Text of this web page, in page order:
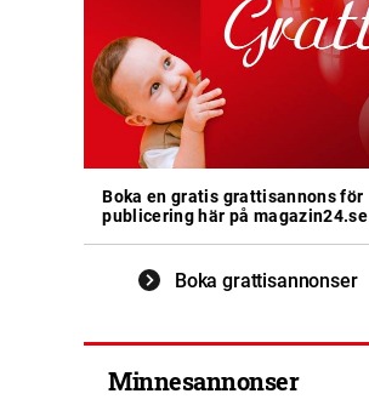
Boka en gratis grattisannons för
publicering här på magazin24.se
Boka grattisannonser
Minnesannonser